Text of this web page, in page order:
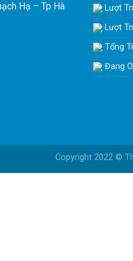
Hạ – Tp Hà
Lượt
Lượt
Tổng
Đang
Copyright 2022 ©